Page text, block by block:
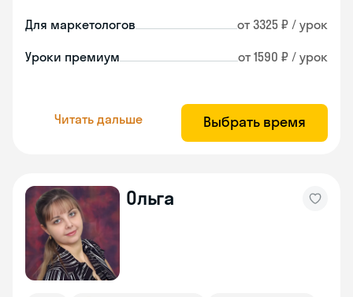
Для маркетологов от 3325 ₽ / урок
Уроки премиум от 1590 ₽ / урок
Читать дальше Выбрать время
Ольга